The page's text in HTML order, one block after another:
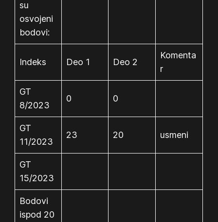
su
osvojeni
bodovi:
Indeks Deo 1 Deo 2
Komenta
r
GT
8/2023
0 0
GT
11/2023
23 20 usmeni
GT
15/2023
Bodovi
ispod 20